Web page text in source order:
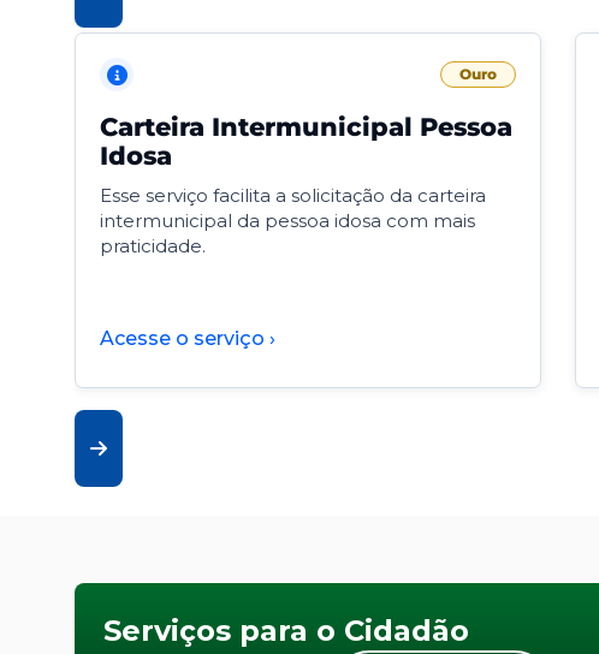
Ouro
Carteira Intermunicipal Pessoa
Idosa
Esse serviço facilita a solicitação da carteira
intermunicipal da pessoa idosa com mais
praticidade.
Acesse o serviço ›
Serviços para o Cidadão